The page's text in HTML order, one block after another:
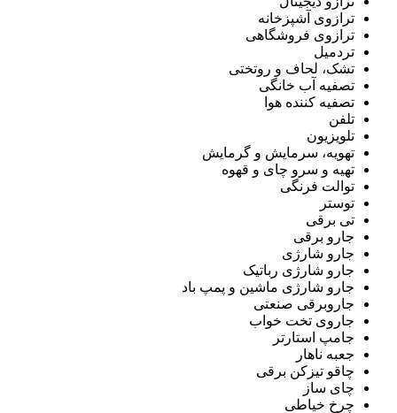
ترازوی آشپزخانه
ترازوی فروشگاهی
تردمیل
تشک، لحاف و روتختی
تصفیه آب خانگی
تصفیه کننده هوا
تلفن
تلویزیون
تهویه، سرمایش و گرمایش
تهیه و سرو چای و قهوه
توالت فرنگی
توستر
تی برقی
جارو برقی
جارو شارژی
جارو شارژی رباتیک
جارو شارژی ماشین و پمپ باد
جاروبرقی صنعتی
جاروی تخت خواب
جامپ استارتر
جعبه ناهار
چاقو تیزکن برقی
چای ساز
چرخ خیاطی